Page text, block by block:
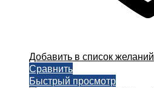
Добавить в список желаний
Сравнить
Быстрый просмотр